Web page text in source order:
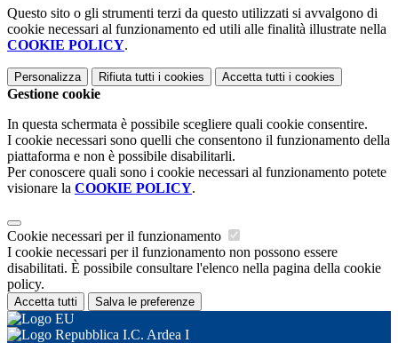
Questo sito o gli strumenti terzi da questo utilizzati si avvalgono di
cookie necessari al funzionamento ed utili alle finalità illustrate nella
COOKIE POLICY.
Personalizza Rifiuta tutti i cookies Accetta tutti i cookies
Gestione cookie
In questa schermata è possibile scegliere quali cookie consentire.
I cookie necessari sono quelli che consentono il funzionamento della
piattaforma e non è possibile disabilitarli.
Per conoscere quali sono i cookie necessari al funzionamento potete
visionare la COOKIE POLICY.
Cookie necessari per il funzionamento
I cookie necessari per il funzionamento non possono essere
disabilitati. È possibile consultare l'elenco nella pagina della cookie
policy.
Accetta tutti Salva le preferenze
I.C. Ardea I